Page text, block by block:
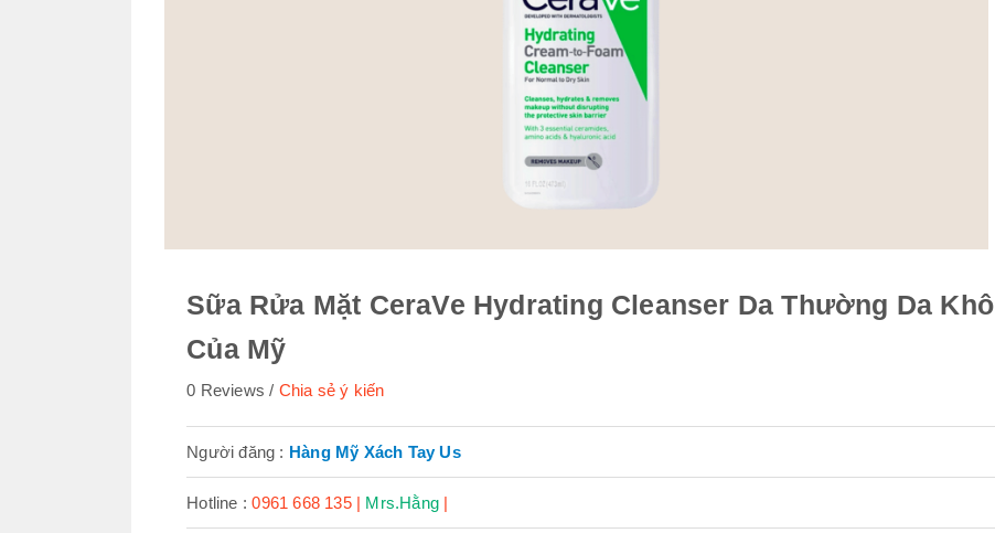
Sữa Rửa Mặt CeraVe Hydrating Cleanser Da Thường Da Khô
Của Mỹ
0 Reviews Chia sẻ ý kiến
Người đăng : Hàng Mỹ Xách Tay Us
Hotline :0961 668 135 | Mrs.Hằng|